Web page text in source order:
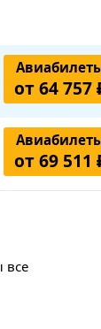
от 64 757
от 69 511
все